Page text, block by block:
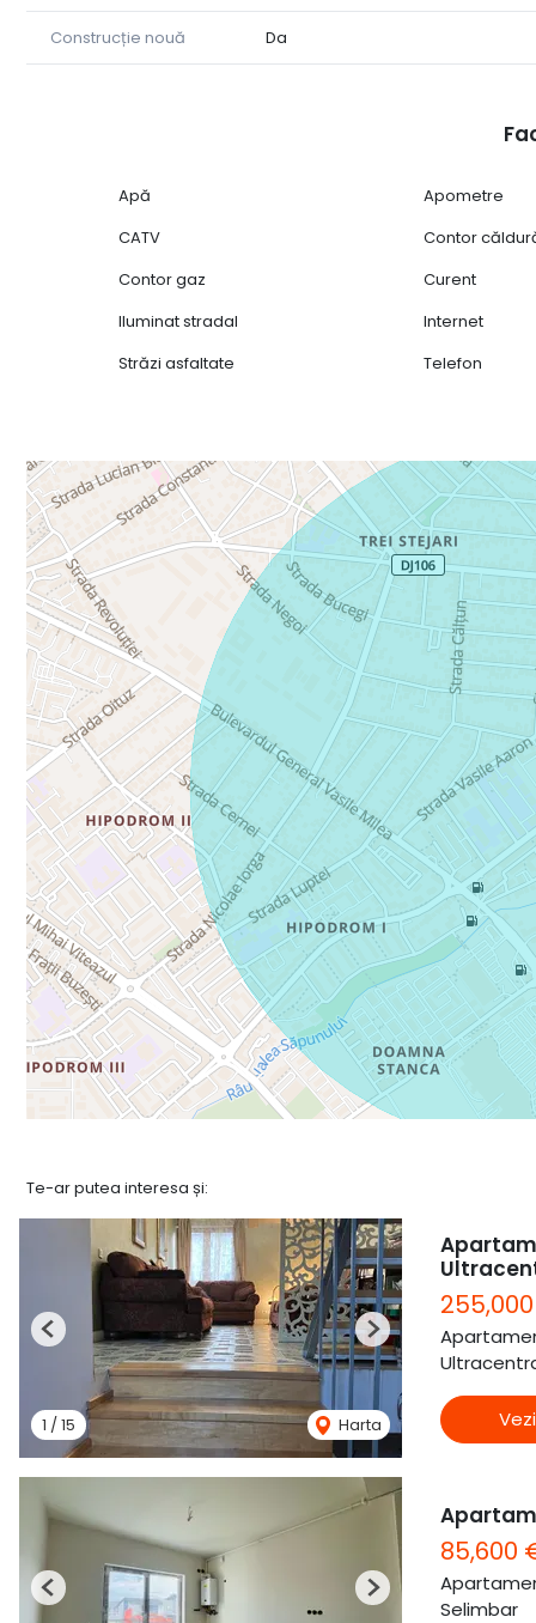
Construcție nouă Da
Apă Apometre
CATV
Contor
Contor gaz
Curent
Iluminat stradal
Internet
Străzi asfaltate
Telefon
Te-ar putea interesa și:
1 /15 Harta
Previous Next
Previous Next
85,600
Selimbar